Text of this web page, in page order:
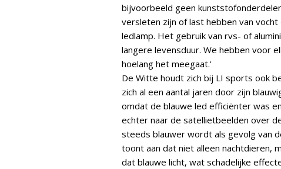
bijvoorbeeld geen
versleten zijn of last hebben van
ledlamp. Het gebruik van rvs- of
langere levensduur. We hebben voor
hoelang het meegaat.'
De Witte houdt zich bij LI sports ook
zich al een aantal jaren door zijn
omdat de blauwe led efficiënter was
echter naar de satellietbeelden over
steeds blauwer wordt als gevolg van
toont aan dat niet alleen nachtdieren,
dat blauwe licht, wat schadelijke